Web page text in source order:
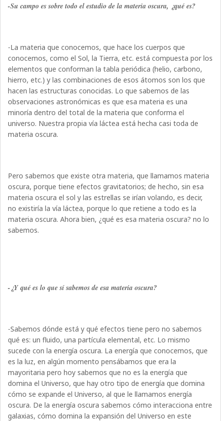
-Su campo es sobre todo el estudio de la materia oscura, ¿qué es?
-La materia que conocemos, que hace los cuerpos que
conocemos, como el Sol, la Tierra, etc. está compuesta por los
elementos que conforman la tabla periódica (helio, carbono,
hierro, etc.) y las combinaciones de esos átomos son los que
hacen las estructuras conocidas. Lo que sabemos de las
observaciones astronómicas es que esa materia es una
minoría dentro del total de la materia que conforma el
universo. Nuestra propia vía láctea está hecha casi toda de
materia oscura.
Pero sabemos que existe otra materia, que llamamos materia
oscura, porque tiene efectos gravitatorios; de hecho, sin esa
materia oscura el sol y las estrellas se irían volando, es decir,
no existiría la vía láctea, porque lo que retiene a todo es la
materia oscura. Ahora bien, ¿qué es esa materia oscura? no lo
sabemos.
-¿Y qué es lo que sí sabemos de esa materia oscura?
-Sabemos dónde está y qué efectos tiene pero no sabemos
qué es: un fluido, una partícula elemental, etc. Lo mismo
sucede con la energía oscura. La energía que conocemos, que
es la luz, en algún momento pensábamos que era la
mayoritaria pero hoy sabemos que no es la energía que
domina el Universo, que hay otro tipo de energía que domina
cómo se expande el Universo, al que le llamamos energía
oscura. De la energía oscura sabemos cómo interacciona entre
galaxias, cómo domina la expansión del Universo en este